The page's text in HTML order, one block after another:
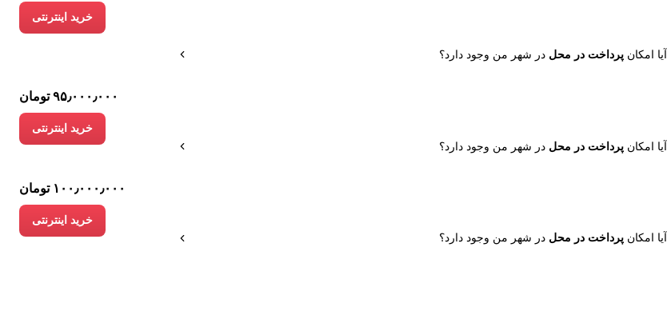
آیا امکانپرداخت در محل در شهر من وجود دارد؟
خرید اینترنتی
آیا امکانپرداخت در محل در شهر من وجود دارد؟
۹۵٫۰۰۰٫۰۰۰ تومان
خرید اینترنتی
آیا امکانپرداخت در محل در شهر من وجود دارد؟
۱۰۰٫۰۰۰٫۰۰۰ تومان
خرید اینترنتی